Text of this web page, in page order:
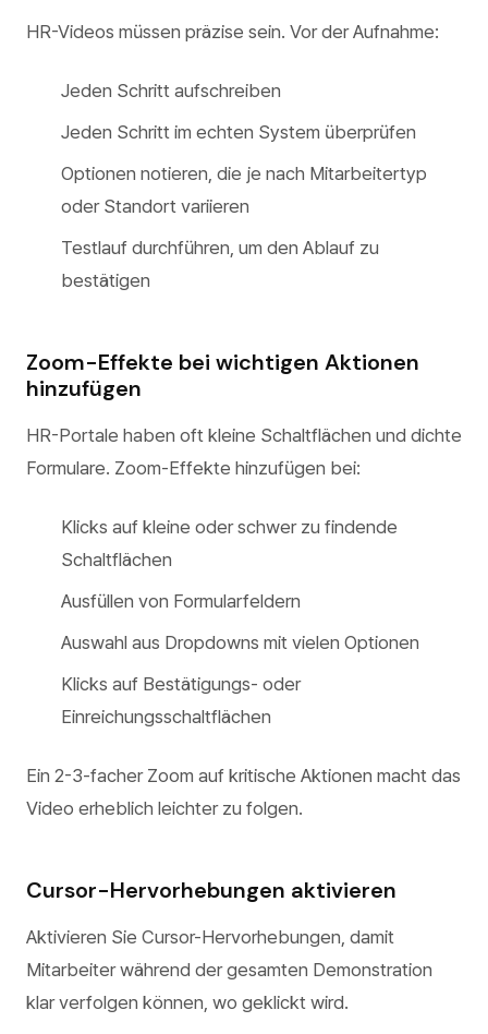
HR-Videos müssen präzise sein. Vor der Aufnahme:
Jeden Schritt aufschreiben
Jeden Schritt im echten System überprüfen
Optionen notieren, die je nach Mitarbeitertyp
oder Standort variieren
Testlauf durchführen, um den Ablauf zu
bestätigen
Zoom-Effekte bei wichtigen Aktionen
hinzufügen
HR-Portale haben oft kleine Schaltflächen und dichte
Formulare. Zoom-Effekte hinzufügen bei:
Klicks auf kleine oder schwer zu findende
Schaltflächen
Ausfüllen von Formularfeldern
Auswahl aus Dropdowns mit vielen Optionen
Klicks auf Bestätigungs- oder
Einreichungsschaltflächen
Ein 2-3-facher Zoom auf kritische Aktionen macht das
Video erheblich leichter zu folgen.
Cursor-Hervorhebungen aktivieren
Aktivieren Sie Cursor-Hervorhebungen, damit
Mitarbeiter während der gesamten Demonstration
klar verfolgen können, wo geklickt wird.